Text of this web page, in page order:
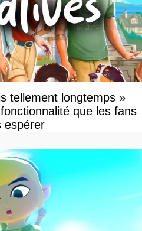
tellement longtemps »
que les fans
espérer